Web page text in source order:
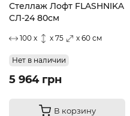
Стеллаж Лофт FLASHNIKA
СЛ-24 80см
100 x x 75 x 60 см
Нет в наличии
5 964 грн
В корзину